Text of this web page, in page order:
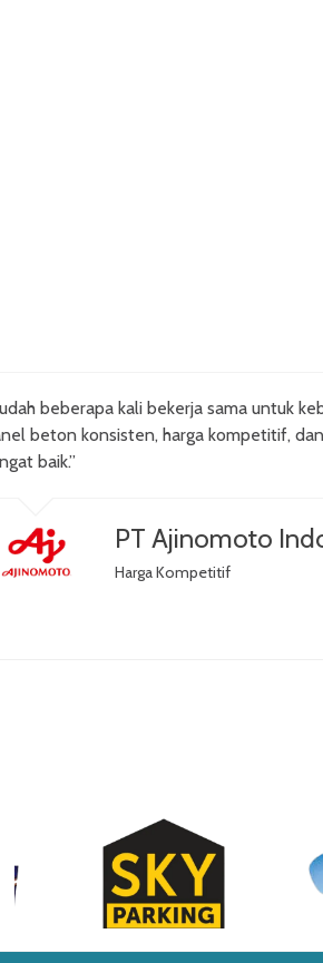
beberapa kali bekerja sama untuk
beton konsisten, harga kompetitif,
baik.”
PT Ajinomoto
Harga Kompetitif